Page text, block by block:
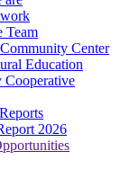
Team
Center
Education
Cooperative
2026